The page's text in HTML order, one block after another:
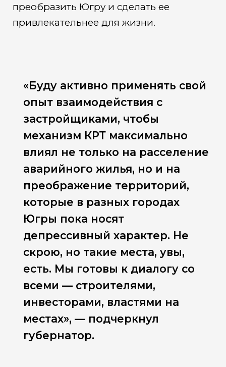
преобразить Югру и сделать ее
привлекательнее для жизни.
«Буду активно применять свой
опыт взаимодействия с
застройщиками, чтобы
механизм КРТ максимально
влиял не только на расселение
аварийного жилья, но и на
преображение территорий,
которые в разных городах
Югры пока носят
депрессивный характер. Не
скрою, но такие места, увы,
есть. Мы готовы к диалогу со
всеми — строителями,
инвесторами, властями на
местах», — подчеркнул
губернатор.